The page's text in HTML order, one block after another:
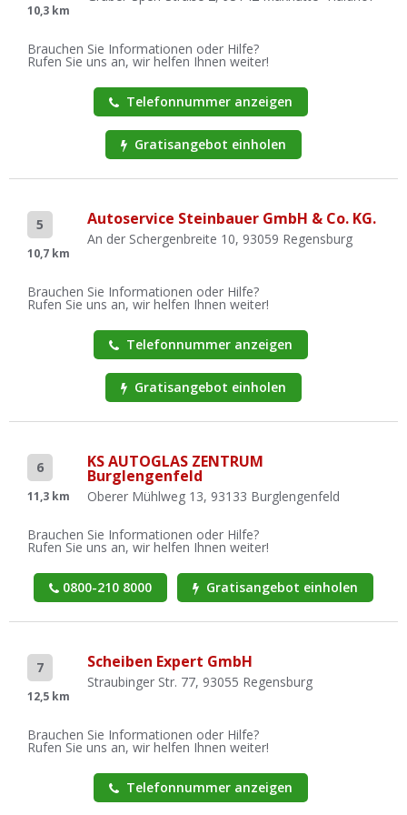
10,3 km
Brauchen Sie Informationen oder Hilfe?
Rufen Sie uns an, wir helfen Ihnen weiter!
Telefonnummer anzeigen
Gratisangebot einholen
5
10,7 km
Autoservice Steinbauer GmbH & Co. KG.
An der Schergenbreite 10, 93059 Regensburg
Brauchen Sie Informationen oder Hilfe?
Rufen Sie uns an, wir helfen Ihnen weiter!
Telefonnummer anzeigen
Gratisangebot einholen
6
11,3 km
KS AUTOGLAS ZENTRUM
Burglengenfeld
Oberer Mühlweg 13, 93133 Burglengenfeld
Brauchen Sie Informationen oder Hilfe?
Rufen Sie uns an, wir helfen Ihnen weiter!
0800-210 8000 Gratisangebot einholen
7
12,5 km
Scheiben Expert GmbH
Straubinger Str. 77, 93055 Regensburg
Brauchen Sie Informationen oder Hilfe?
Rufen Sie uns an, wir helfen Ihnen weiter!
Telefonnummer anzeigen